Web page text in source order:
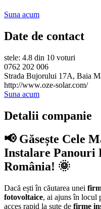
Suna acum
Date de contact
stele: 4.8 din 10 voturi
0762 202 006
Strada Bujorului 17A, Baia
http://www.oze-solar.com/
Suna acum
Detalii companie
📢 Găsește Cele
Instalare Panouri
România! 🌞
Dacă ești în căutarea unei
fotovoltaice, ai ajuns în locul
acces rapid la sute de firme